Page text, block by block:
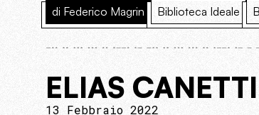
di Federico Magrin Biblioteca Ideale
ELIAS
13 Febbraio 2022